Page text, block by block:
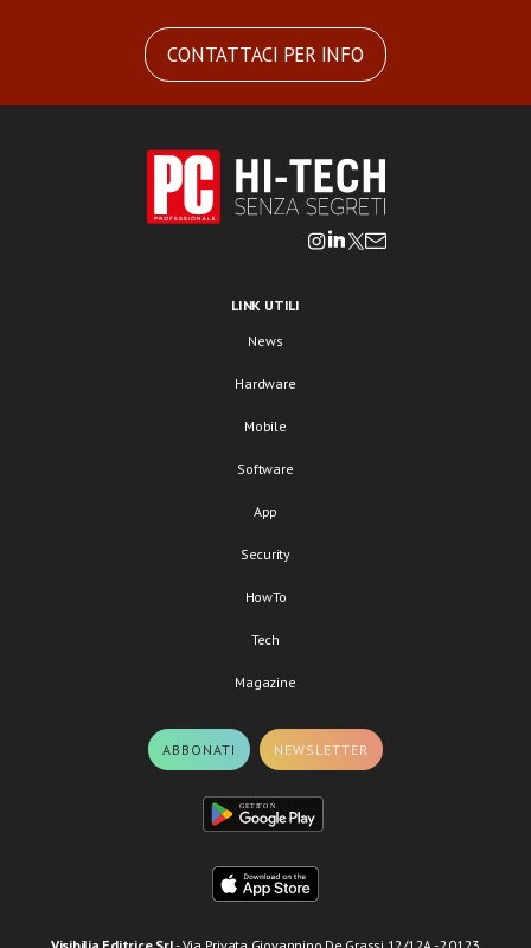
CONTATTACI PER INFO
LINK UTILI
News
Hardware
Mobile
Software
App
Security
HowTo
Tech
Magazine
ABBONATI NEWSLETTER